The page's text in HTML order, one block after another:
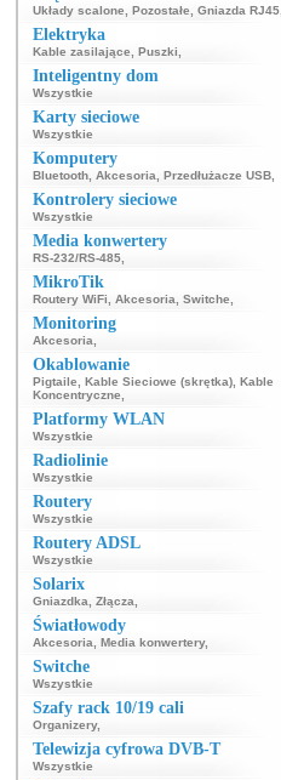
Układy scalone Pozostałe Gniazda RJ45
Elektryka
Kable zasilające Puszki
Inteligentny dom
Wszystkie
Karty sieciowe
Wszystkie
Komputery
Bluetooth Akcesoria Przedłużacze USB
Kontrolery sieciowe
Wszystkie
Media konwertery
RS-232/RS-485
MikroTik
Routery WiFi Akcesoria Switche
Monitoring
Akcesoria
Okablowanie
Pigtaile Kable Sieciowe (skrętka) Kable
Koncentryczne
Platformy WLAN
Wszystkie
Radiolinie
Wszystkie
Routery
Wszystkie
Routery ADSL
Wszystkie
Solarix
Gniazdka Złącza
Światłowody
Akcesoria Media konwertery,
Switche
Wszystkie
Szafy rack 10/19 cali
Organizery,
Telewizja cyfrowa DVB-T
Wszystkie